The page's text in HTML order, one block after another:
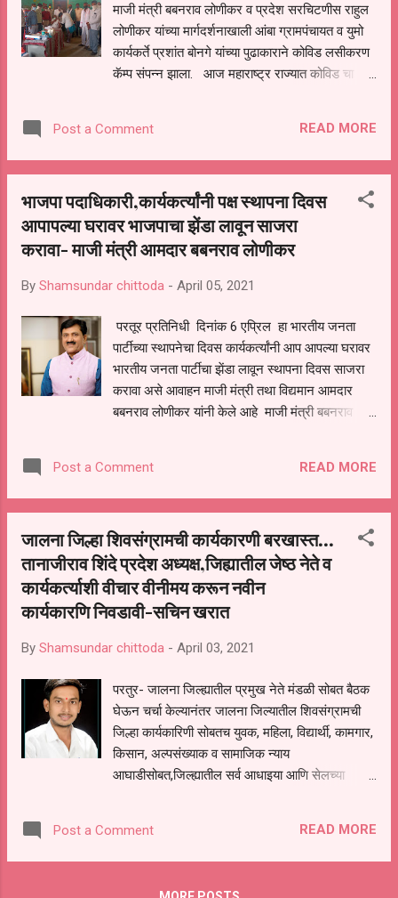
माजी मंत्री बबनराव लोणीकर व प्रदेश सरचिटणीस राहुल
लोणीकर यांच्या मार्गदर्शनाखाली आंबा ग्रामपंचायत व युमो
कार्यकर्ते प्रशांत बोनगे यांच्या पुढाकाराने कोविड लसीकरण
कॅम्प संपन्न झाला. आज महाराष्ट्र राज्यात कोविड चा
राहुल लोणीकर यांच्या मार्गदर्शनाखाली आज या ठिकाणी
कॅम्प घेण्यात आला असून आज 121 जणांना कोविड ची लस
या कामात राजकीय हेवे दावे विसरून प्रत्येक गावात असे
कॅम्प करणे गरजेचे आहे त्या मुळे आंबा गावचा आदर्श घेऊन
तालुक्यातील गावांनी लसीकरण मोहीम राबवणे गरजेचे
असल्याचे बोनगे यांनी म्हंटले आहे या प्रसंगी सरपंच मेराज
खतीब उपसरपंच महादेव वीर, दत्ता आढाव प्रशांत बोनगे
आडे आरोग्य सेवक श्रीमती खरात आरोग्यसेविका श्रीमती
कपाळे आशा वर्कर श्रीमती काळदाते आशा वर्कर उद्धव
बोनगे राजु कोरडे सुनील बोनगे राहुल भदर्...
Post a Comment READ MORE
भाजपा पदाधिकारी,कार्यकर्त्यांनी पक्ष स्थापना दिवस
आपापल्या घरावर भाजपाचा झेंडा लावून साजरा
करावा- माजी मंत्री आमदार बबनराव लोणीकर
By Shamsundar chittoda - April 05, 2021
परतूर प्रतिनिधी दिनांक 6 एप्रिल हा भारतीय जनता
पार्टीच्या स्थापनेचा दिवस कार्यकर्त्यांनी आप आपल्या घरावर
भारतीय जनता पार्टीचा झेंडा लावून स्थापना दिवस साजरा
करावा असे आवाहन माजी मंत्री तथा विद्यमान आमदार
बबनराव लोणीकर यांनी केले आहे माजी मंत्री बबनराव
सर्व बुथ वर मोठ्या उत्साहाने विविध प्रकारचे कार्यक्रम
आयोजित करून व यानिमित्त मिठाई व फळ वाटप करून
जगातील सर्वात मोठा पक्ष असून या पक्षाची वैभवशाली परंपरा
व गौरवशाली इतिहास या विषयावर चर्चासत्रे किंवा वर्च्युअल
सभा आयोजित करून देशाचे पंतप्रधान माननीय श्री
नरेंद्र जी मोदी यांच्या नेतृत्वाखालील केंद्र सरकारने
असे आवाहन सदरील पत्रकात करण्यात आलेले आहे
पालन करीत स्थापना दिवस साजरा करावा असे य...
Post a Comment READ MORE
जालना जिल्हा शिवसंग्रामची कार्यकारणी बरखास्त...
तानाजीराव शिंदे प्रदेश अध्यक्ष,जिह्यातील जेष्ठ नेते व
कार्यकर्त्याशी वीचार वीनीमय करून नवीन
कार्यकारणि निवडावी-सचिन खरात
By Shamsundar chittoda - April 03, 2021
परतुर- जालना जिल्ह्यातील प्रमुख नेते मंडळी सोबत बैठक
घेऊन चर्चा केल्यानंतर जालना जिल्यातील शिवसंग्रामची
जिल्हा कार्यकारिणी सोबतच युवक, महिला, विद्यार्थी, कामगार,
किसान, अल्पसंख्याक व सामाजिक न्याय
आघाडीसोबत,जिल्ह्यातील सर्व आधाइया आणि सेलच्या
आदेशाने बरखास्त करण्याचा निर्णय घेण्यात आलेला आहे.
आगामी काळामध्ये संघटना वाढीसाठी व येणाऱ्या काळातील
Post a Comment READ MORE